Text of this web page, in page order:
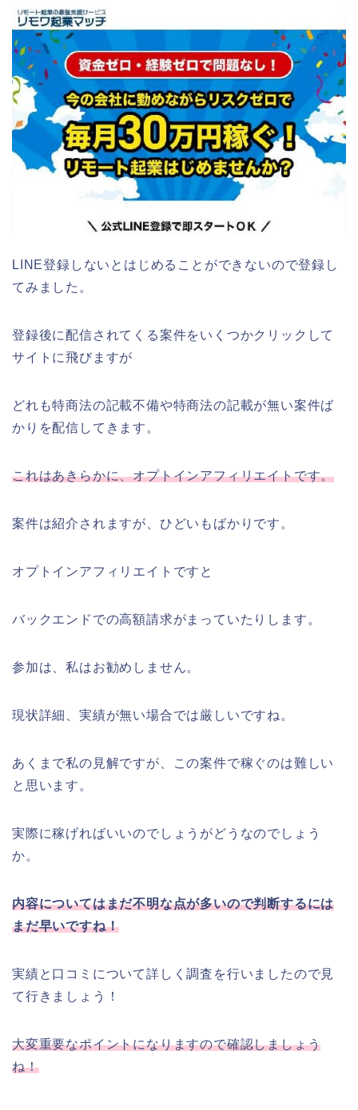
LINE登録しないとはじめることができないので登録し
てみました。
登録後に配信されてくる案件をいくつかクリックして
サイトに飛びますが
どれも特商法の記載不備や特商法の記載が無い案件ば
かりを配信してきます。
これはあきらかに、オプトインアフィリエイトです。
案件は紹介されますが、ひどいもばかりです。
オプトインアフィリエイトですと
バックエンドでの高額請求がまっていたりします。
参加は、私はお勧めしません。
現状詳細、実績が無い場合では厳しいですね。
あくまで私の見解ですが、この案件で稼ぐのは難しい
と思います。
実際に稼げればいいのでしょうがどうなのでしょう
か。
内容についてはまだ不明な点が多いので判断するには
まだ早いですね！
実績と口コミについて詳しく調査を行いましたので見
て行きましょう！
大変重要なポイントになりますので確認しましょう
ね！